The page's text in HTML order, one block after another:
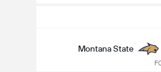
Montana State